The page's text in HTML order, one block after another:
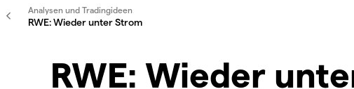
Analysen und Tradingideen
RWE: Wieder unter Strom
RWE: Wieder